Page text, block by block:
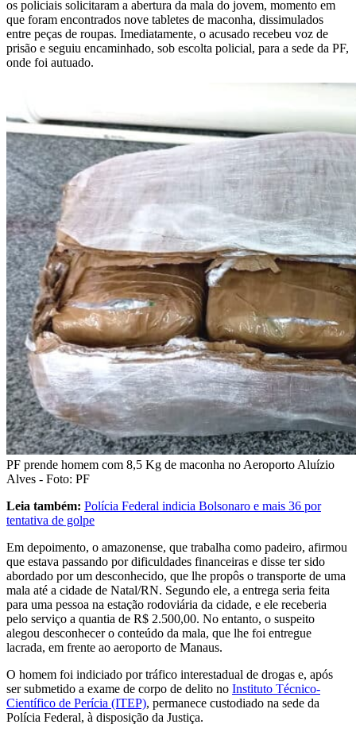
os policiais solicitaram a abertura da mala do jovem, momento em
que foram encontrados nove tabletes de maconha, dissimulados
entre peças de roupas. Imediatamente, o acusado recebeu voz de
prisão e seguiu encaminhado, sob escolta policial, para a sede da PF,
onde foi autuado.
PF prende homem com 8,5 Kg de maconha no Aeroporto Aluízio
Alves - Foto: PF
Leia também: Polícia Federal indicia Bolsonaro e mais 36 por
tentativa de golpe
Em depoimento, o amazonense, que trabalha como padeiro, afirmou
que estava passando por dificuldades financeiras e disse ter sido
abordado por um desconhecido, que lhe propôs o transporte de uma
mala até a cidade de Natal/RN. Segundo ele, a entrega seria feita
para uma pessoa na estação rodoviária da cidade, e ele receberia
pelo serviço a quantia de R$ 2.500,00. No entanto, o suspeito
alegou desconhecer o conteúdo da mala, que lhe foi entregue
lacrada, em frente ao aeroporto de Manaus.
O homem foi indiciado por tráfico interestadual de drogas e, após
ser submetido a exame de corpo de delito no Instituto Técnico-
Científico de Perícia (ITEP), permanece custodiado na sede da
Polícia Federal, à disposição da Justiça.